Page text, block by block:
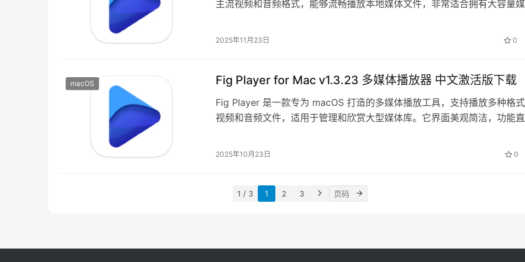
主流视频和音频格式，能够流畅播放本地媒体文件，非常适合拥有大容量媒
2025年11月23日 0
macOS Fig Player for Mac v1.3.23 多媒体播放器 中文激活版下载
Fig Player 是一款专为 macOS 打造的多媒体播放工具，支持播放多种格
视频和音频文件，适用于管理和欣赏大型媒体库。它界面美观简洁，功能直
2025年10月23日 0
1 / 3 1 2 3